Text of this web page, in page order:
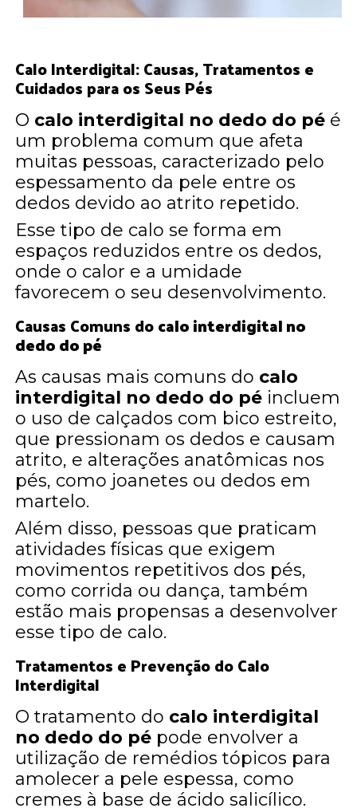
Calo Interdigital: Causas, Tratamentos e
Cuidados para os Seus Pés
O calo interdigital no dedo do pé é
um problema comum que afeta
muitas pessoas, caracterizado pelo
espessamento da pele entre os
dedos devido ao atrito repetido.
Esse tipo de calo se forma em
espaços reduzidos entre os dedos,
onde o calor e a umidade
favorecem o seu desenvolvimento.
Causas Comuns docalo interdigital no
dedo do pé
As causas mais comuns do calo
interdigital no dedo do pé incluem
o uso de calçados com bico estreito,
que pressionam os dedos e causam
atrito, e alterações anatômicas nos
pés, como joanetes ou dedos em
martelo.
Além disso, pessoas que praticam
atividades físicas que exigem
movimentos repetitivos dos pés,
como corrida ou dança, também
estão mais propensas a desenvolver
esse tipo de calo.
Tratamentos e Prevenção do Calo
Interdigital
O tratamento do calo interdigital
no dedo do pé pode envolver a
utilização de remédios tópicos para
amolecer a pele espessa, como
cremes à base de ácido salicílico.